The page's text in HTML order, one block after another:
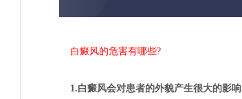
白癜风的危害有哪些?
1.白癜风会对患者的外貌产生很大的影响